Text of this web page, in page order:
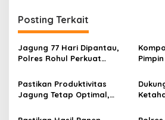
Posting Terkait
Jagung 77 Hari Dipantau,
Polres Rohul Perkuat
Pangan
Warga
Pastikan Produktivitas
Jagung Tetap Optimal,
Hulu Tinjau Lahan